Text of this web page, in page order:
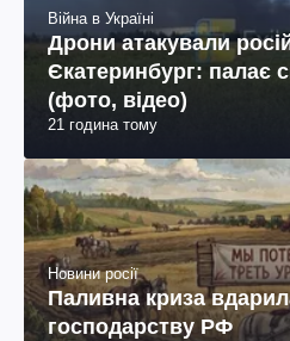
Війна в Україні
Дрони атакували
Єкатеринбург: палає
(фото, відео)
21 година тому
Новини росії
Паливна криза
господарству РФ